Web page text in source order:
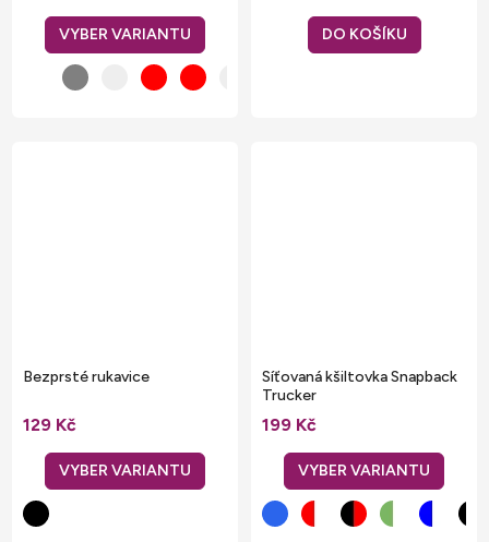
DO KOŠÍKU
Bezprsté rukavice
129 Kč
Síťovaná kšiltovka Snapback
Trucker
199 Kč